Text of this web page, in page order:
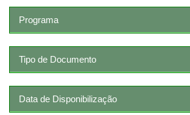
Programa
Tipo de Documento
Data de Disponibilização